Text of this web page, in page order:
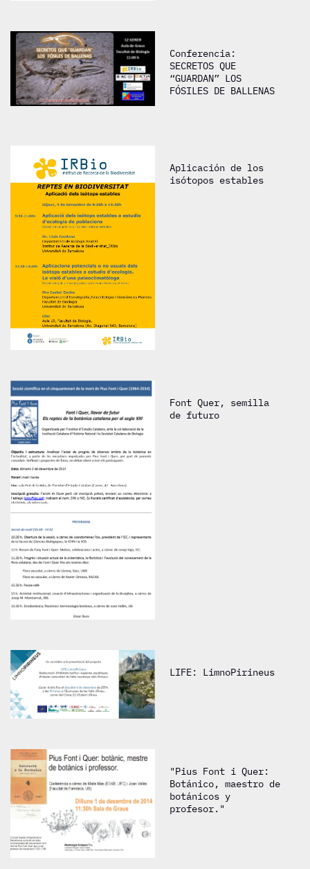
Conferencia:
SECRETOS QUE
“GUARDAN” LOS
FÓSILES DE BALLENAS
Aplicación de los
isótopos estables
Font Quer, semilla
de futuro
LIFE: LimnoPirineus
"Pius Font i Quer:
Botánico, maestro de
botánicos y
profesor."